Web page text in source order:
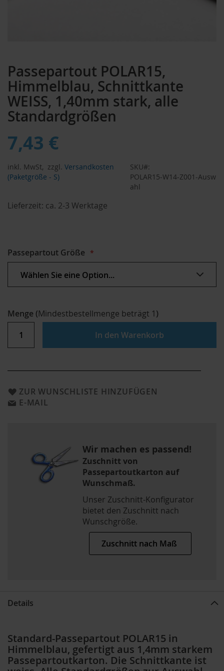
Passepartout POLAR15,
Himmelblau, Schnittkante
WEISS, 1,40mm stark, alle
Standardgrößen
7,43 €
inkl. MwSt, zzgl. Versandkosten
(Paketgröße - S)
SKU
POLAR15-W14-Z001-Ausw
ahl
Lieferzeit: ca. 2-3 Werktage
Passepartout Größe
Menge (Mindestbestellmenge beträgt 1)
In den Warenkorb
ZUR WUNSCHLISTE HINZUFÜGEN
E-MAIL
Wir machen es passend!
Zuschnitt von
Passepartoutkarton auf
Wunschmaß.
Unser Zuschnitt-Konfigurator
bietet den Zuschnitt nach
Wunschgröße.
Zuschnitt nach Maß
der
Bildergalerie
springen
Details
Standard-Passepartout POLAR15 in
Himmelblau, gefertigt aus 1,4mm starkem
Passepartoutkarton. Die Schnittkante ist